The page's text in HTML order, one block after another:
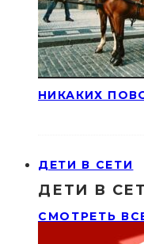
НИКАКИХ
ДЕТИ В СЕТИ
ДЕТИ В
СМОТРЕТЬ